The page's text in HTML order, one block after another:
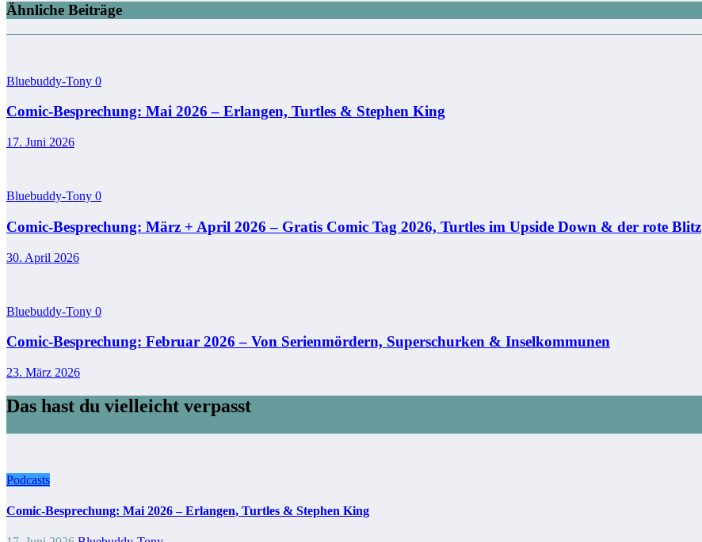
Ähnliche Beiträge
Bluebuddy-Tony 0
Comic-Besprechung: Mai 2026 – Erlangen, Turtles & Stephen King
17. Juni 2026
Bluebuddy-Tony 0
Comic-Besprechung: März + April 2026 – Gratis Comic Tag 2026, Turtles im Upside Down & der rote Blitz
30. April 2026
Bluebuddy-Tony 0
Comic-Besprechung: Februar 2026 – Von Serienmördern, Superschurken & Inselkommunen
23. März 2026
Das hast du vielleicht verpasst
Podcasts
Comic-Besprechung: Mai 2026 – Erlangen, Turtles & Stephen King